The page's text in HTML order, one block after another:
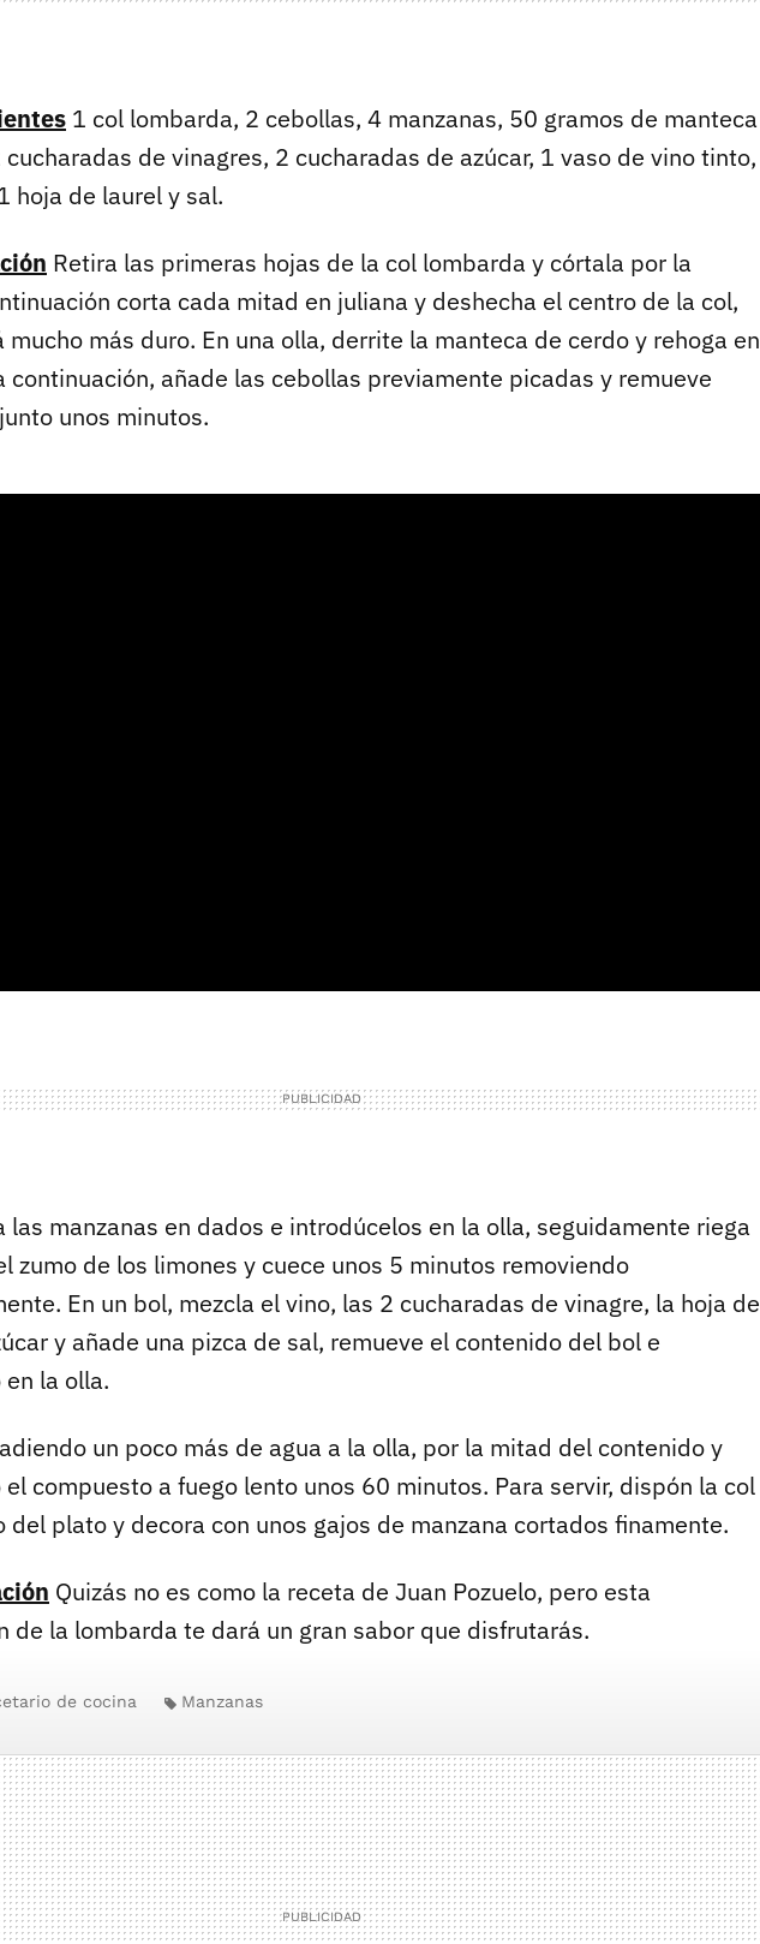
1 col lombarda, 2 cebollas, 4 manzanas, 50 gramos de manteca
de vinagres, 2 cucharadas de azúcar, 1 vaso de vino tinto,
hoja de laurel y sal.
Retira las primeras hojas de la col lombarda y córtala por la
corta cada mitad en juliana y deshecha el centro de la col,
mucho más duro. En una olla, derrite la manteca de cerdo y rehoga en
continuación, añade las cebollas previamente picadas y remueve
unos minutos.
las manzanas en dados e introdúcelos en la olla, seguidamente riega
zumo de los limones y cuece unos 5 minutos removiendo
En un bol, mezcla el vino, las 2 cucharadas de vinagre, la hoja de
y añade una pizca de sal, remueve el contenido del bol e
la olla.
un poco más de agua a la olla, por la mitad del contenido y
compuesto a fuego lento unos 60 minutos. Para servir, dispón la col
del plato y decora con unos gajos de manzana cortados finamente.
Quizás no es como la receta de Juan Pozuelo, pero esta
de la lombarda te dará un gran sabor que disfrutarás.
de cocina Manzanas